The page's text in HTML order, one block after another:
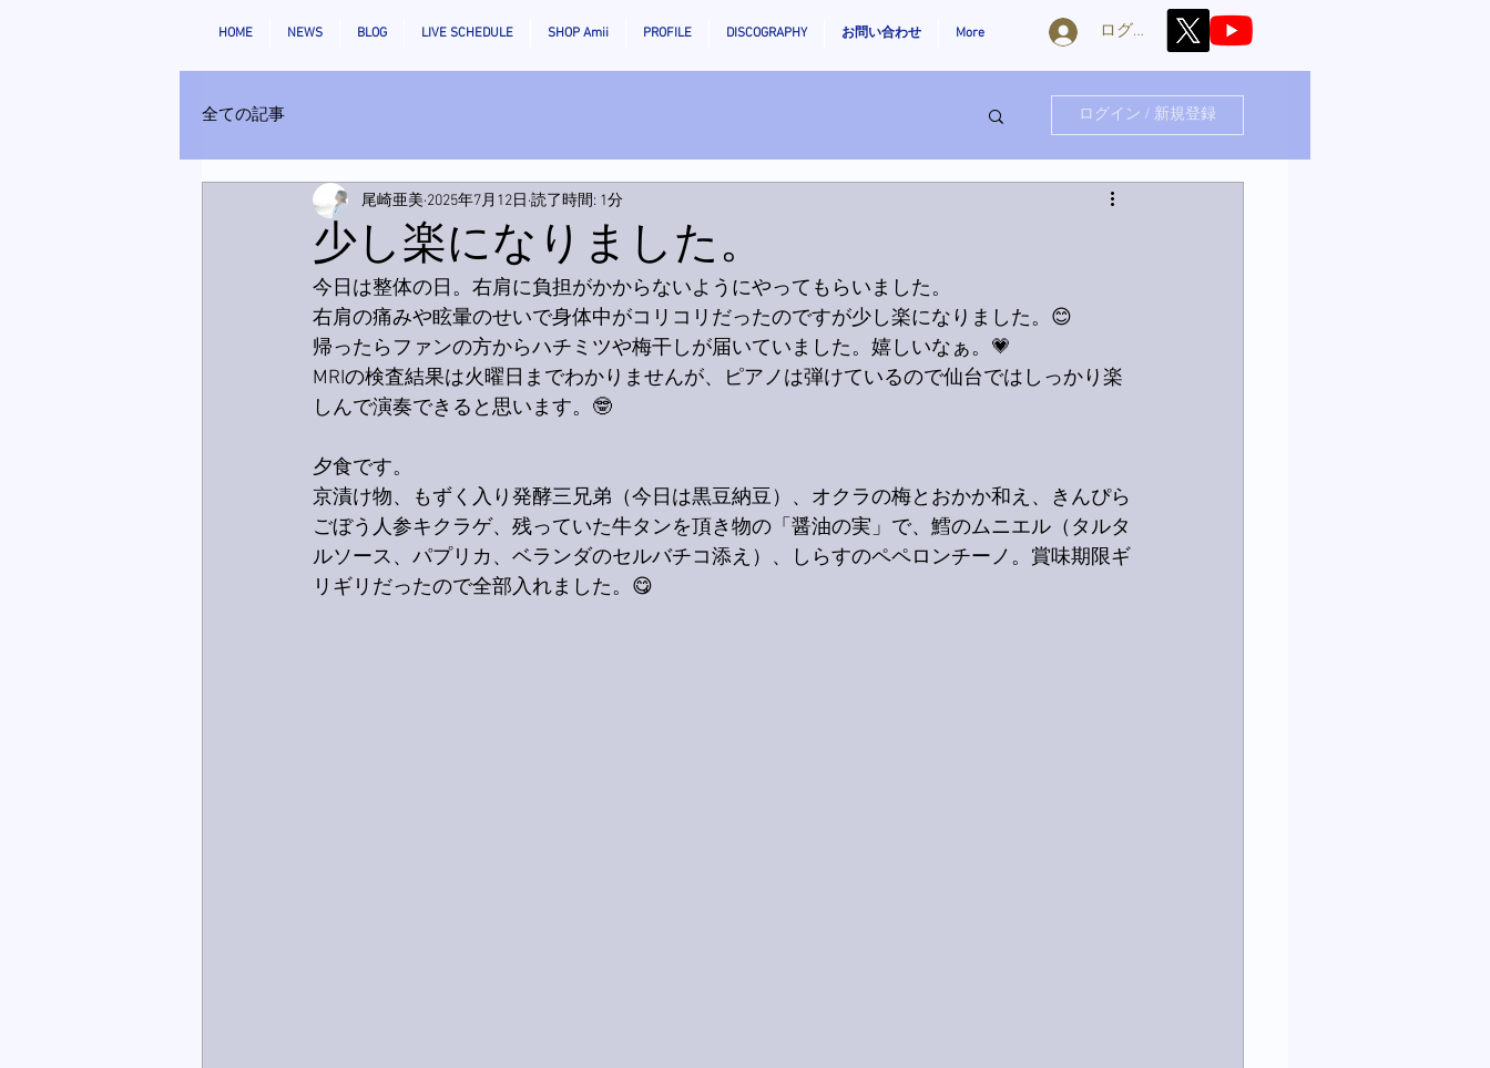
HOME NEWS BLOG LIVE SCHEDULE SHOP Amii PROFILE DISCOGRAPHY お問い合わせ More ログイン
全ての記事 ログイン / 新規登録
少し楽になりました。
尾崎亜美 2025年7月12日 読了時間: 1分
今日は整体の日。右肩に負担がかからないようにやってもらいました。
右肩の痛みや眩暈のせいで身体中がコリコリだったのですが少し楽になりました。😊
帰ったらファンの方からハチミツや梅干しが届いていました。嬉しいなぁ。💗
MRIの検査結果は火曜日までわかりませんが、ピアノは弾けているので仙台ではしっかり楽
しんで演奏できると思います。🤓
夕食です。
京漬け物、もずく入り発酵三兄弟（今日は黒豆納豆）、オクラの梅とおかか和え、きんぴら
ごぼう人参キクラゲ、残っていた牛タンを頂き物の「醤油の実」で、鱈のムニエル（タルタ
ルソース、パプリカ、ベランダのセルバチコ添え）、しらすのペペロンチーノ。賞味期限ギ
リギリだったので全部入れました。😋